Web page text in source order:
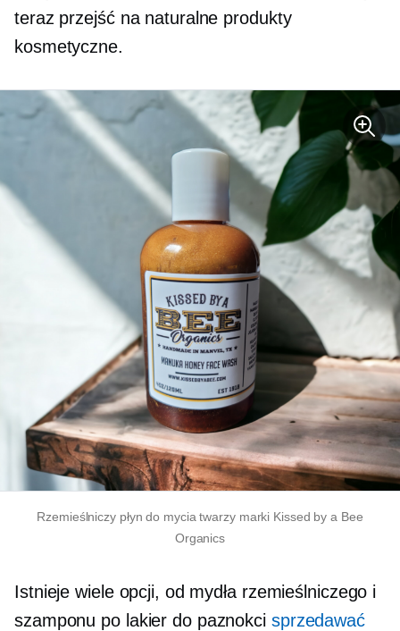
teraz przejść na naturalne produkty
kosmetyczne.
Rzemieślniczy płyn do mycia twarzy marki Kissed by a Bee
Organics
Istnieje wiele opcji, od mydła rzemieślniczego i
szamponu po lakier do paznokci sprzedawać